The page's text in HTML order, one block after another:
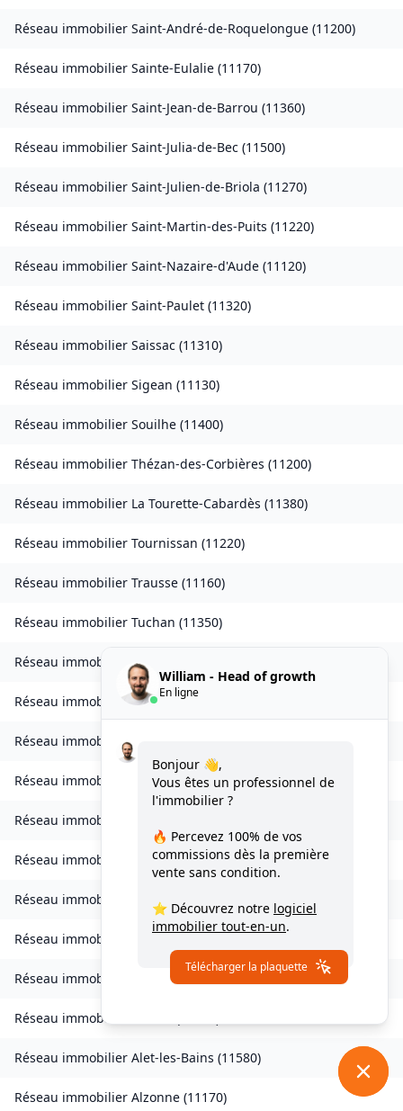
Réseau immobilier Saint-André-de-Roquelongue (11200)
Réseau immobilier Sainte-Eulalie (11170)
Réseau immobilier Saint-Jean-de-Barrou (11360)
Réseau immobilier Saint-Julia-de-Bec (11500)
Réseau immobilier Saint-Julien-de-Briola (11270)
Réseau immobilier Saint-Martin-des-Puits (11220)
Réseau immobilier Saint-Nazaire-d'Aude (11120)
Réseau immobilier Saint-Paulet (11320)
Réseau immobilier Saissac (11310)
Réseau immobilier Sigean (11130)
Réseau immobilier Souilhe (11400)
Réseau immobilier Thézan-des-Corbières (11200)
Réseau immobilier La Tourette-Cabardès (11380)
Réseau immobilier Tournissan (11220)
Réseau immobilier Trausse (11160)
Réseau immobilier Tuchan (11350)
Réseau immobilierValmigère
Réseau immobilier Ventenac-en-Minervois
Réseau immobilierVerdun-en-Lauragais
Réseau immobilier Vignevieille(11330)
Réseau immobilier
Réseau immobilier Villanière(11600 )
Réseau immobilier Villardebelle
Réseau immobilier
Réseau immobilier Villefloure 11570
Réseau immobilier
Réseau immobilier Alet-les-Bains (11580)
Réseau immobilier Alzonne (11170)
William - Head of growth
En ligne
Bonjour 👋,
Vous êtes un professionnel de
l'immobilier ?
🔥 Percevez 100% de vos
commissions dès la première
vente sans condition.
⭐ Découvrez notre logiciel
immobilier tout-en-un.
Télécharger la plaquette